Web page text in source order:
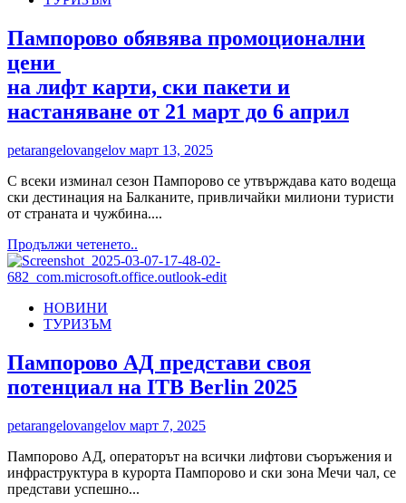
–
ето
са
най-
предпочитаните
от
Пампорово обявява промоционални
цени
на лифт карти, ски пакети и
настаняване от 21 март до 6 април
petarangelovangelov март 13, 2025
С всеки изминал сезон Пампорово се утвърждава като водеща
ски дестинация на Балканите, привличайки милиони туристи
от страната и чужбина....
Продължи четенето..
more
about
<br>на
лифт
карти,
пакети
настаняване
от
НОВИНИ
ТУРИЗЪМ
Пампорово АД представи своя
потенциал на ITB Berlin 2025
petarangelovangelov март 7, 2025
Пампорово АД, операторът на всички лифтови съоръжения и
инфраструктура в курорта Пампорово и ски зона Мечи чал, се
представи успешно...